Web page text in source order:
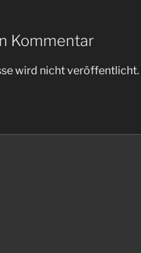
Kommentar
wird nicht veröffentlicht.